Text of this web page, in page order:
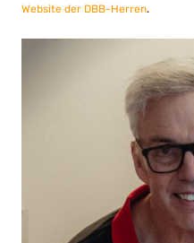
Website der DBB-Herren.